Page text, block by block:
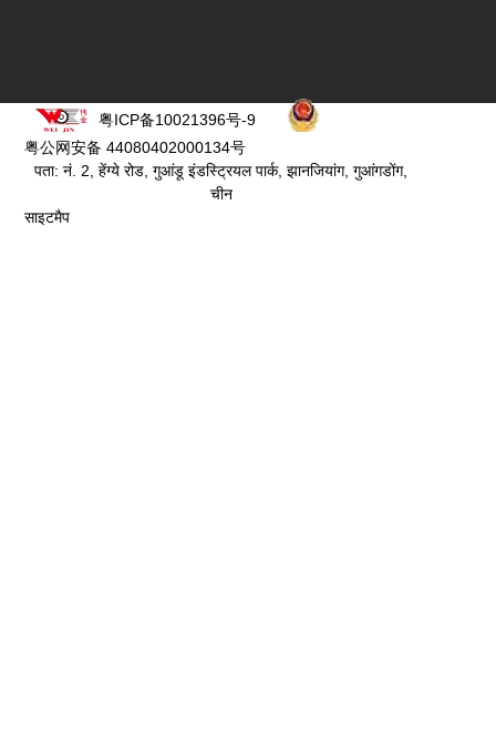
粤ICP备10021396号-9
粤公网安备 44080402000134号
पता: नं. 2, हेंग्ये रोड, गुआंडू इंडस्ट्रियल पार्क, झानजियांग, गुआंगडोंग,
चीन
साइटमैप